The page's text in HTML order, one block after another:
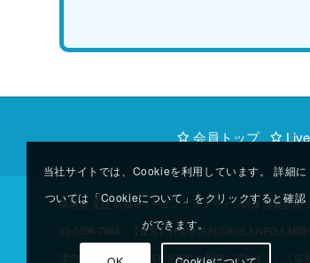
会員トップ
障害者 支援 研修 eラーニング オンライン研修 講義動画
03-5206-7883 【運営】特定非営利活動法人NPO人材
達のご協力のもと、講座を制作・配信しています。（
当社サイトでは、Cookieを利用しています。 詳細に
ついては「Cookieについて」をクリックすると確認
ができます。